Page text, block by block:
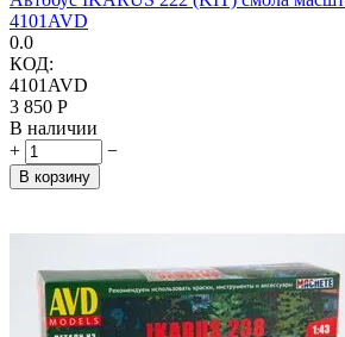
4101AVD
0.0
КОД:
4101AVD
3 850 Р
В наличии
+
−
В корзину